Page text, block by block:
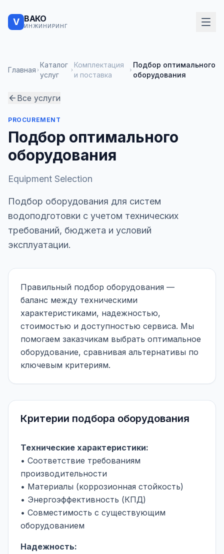
V ВАКО
ИНЖИНИРИНГ
Главная
Каталог
услуг
Комплектация
и поставка
Подбор оптимального
оборудования
Все услуги
PROCUREMENT
Подбор оптимального
оборудования
Equipment Selection
Подбор оборудования для систем
водоподготовки с учетом технических
требований, бюджета и условий
эксплуатации.
Правильный подбор оборудования —
баланс между техническими
характеристиками, надежностью,
стоимостью и доступностью сервиса. Мы
помогаем заказчикам выбрать оптимальное
оборудование, сравнивая альтернативы по
ключевым критериям.
Критерии подбора оборудования
Технические характеристики:
• Соответствие требованиям
производительности
• Материалы (коррозионная стойкость)
• Энергоэффективность (КПД)
• Совместимость с существующим
оборудованием
Надежность: